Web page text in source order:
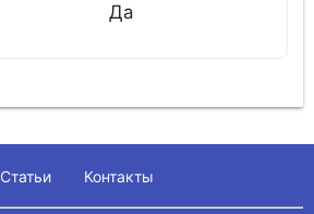
Да
Статьи Контакты